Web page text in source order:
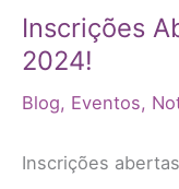
Inscrições
2024!
Blog, Eventos,
Inscrições
Inscrições